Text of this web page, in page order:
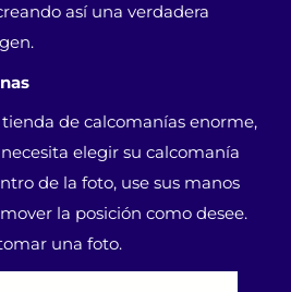
así una verdadera
de calcomanías enorme,
elegir su calcomanía
de la foto, use sus manos
la posición como desee.
una foto.